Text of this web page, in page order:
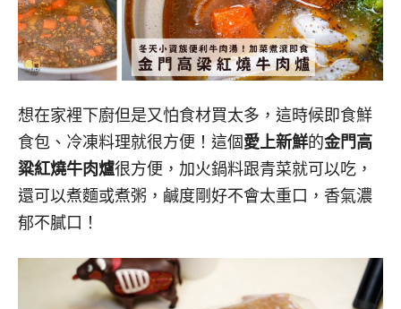
想在家裡下廚但是又怕食材買太多，這時候即食鮮
食包、冷凍料理就很方便！這個愛上新鮮的金門高
粱紅燒牛肉爐很方便，加火鍋料跟青菜就可以吃，
還可以煮麵或煮粥，鹹度剛好不會太重口，香氣濃
郁不膩口！